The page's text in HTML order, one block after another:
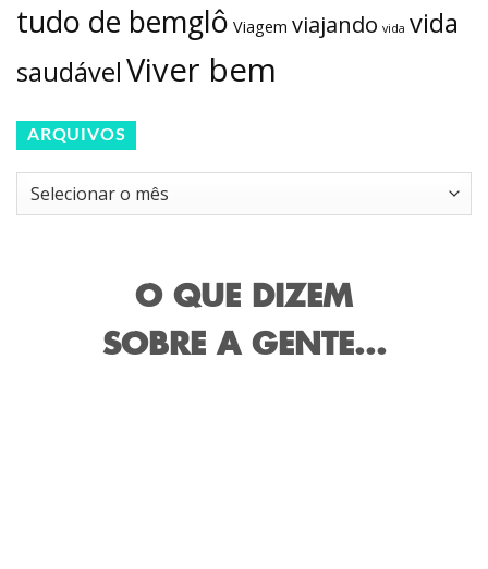
tudo de bemglô Viagem viajando vida vida
saudávelViver bem
ARQUIVOS
Arquivos
O QUE DIZEM
SOBRE A GENTE...